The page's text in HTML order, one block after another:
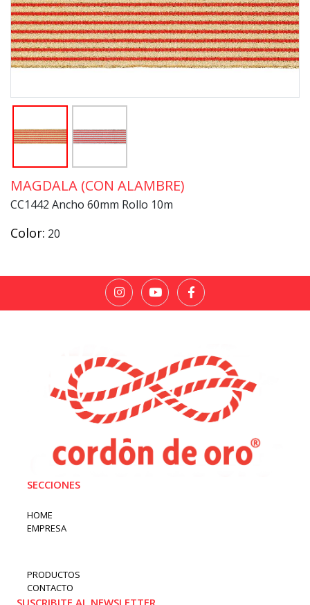
MAGDALA (CON ALAMBRE)
CC1442 Ancho 60mm Rollo 10m
Color: 20
SECCIONES
HOME
EMPRESA
PRODUCTOS
CONTACTO